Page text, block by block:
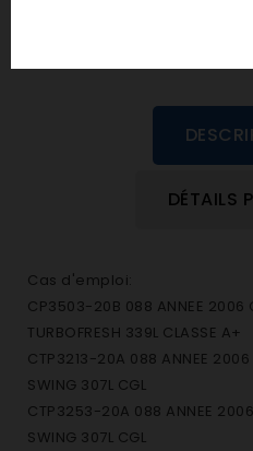
DÉTAILS
Cas d'emploi:
CP3503-20B 088 ANNEE 2006
TURBOFRESH 339L CLASSE A+
CTP3213-20A 088 ANNEE 2006
SWING 307L CGL
CTP3253-20A 088 ANNEE 2006
SWING 307L CGL